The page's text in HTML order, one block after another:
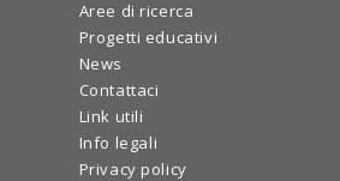
Aree di ricerca
Progetti educativi
News
Contattaci
Link utili
Info legali
Privacy policy